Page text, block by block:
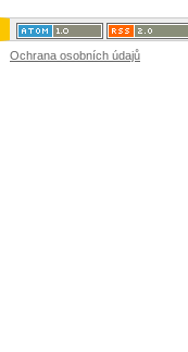
Ochrana osobních údajů